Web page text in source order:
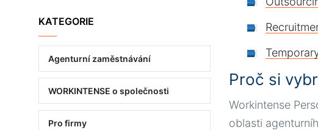
Proč si
Workintense
oblasti
KATEGORIE
Agenturní zaměstnávání
WORKINTENSE o společnosti
Pro firmy